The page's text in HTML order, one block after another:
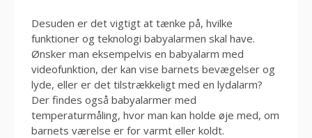
Desuden er det vigtigt at tænke på, hvilke
funktioner og teknologi babyalarmen skal have.
Ønsker man eksempelvis en babyalarm med
videofunktion, der kan vise barnets bevægelser og
lyde, eller er det tilstrækkeligt med en lydalarm?
Der findes også babyalarmer med
temperaturmåling, hvor man kan holde øje med, om
barnets værelse er for varmt eller koldt.